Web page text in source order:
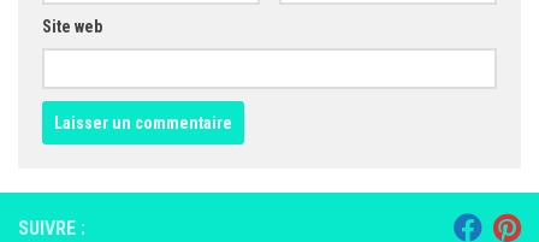
Site web
SUIVRE :